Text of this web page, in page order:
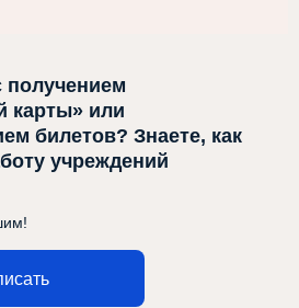
получением
карты» или
билетов? Знаете, как
учреждений